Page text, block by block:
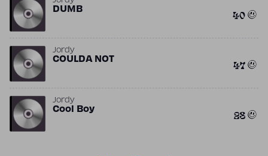
DUMB 40
Jordy
COULDA NOT 47
Jordy
Cool Boy 28